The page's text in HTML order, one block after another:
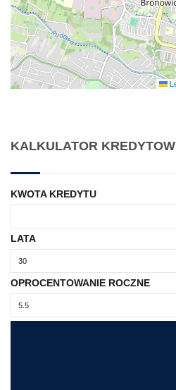
KALKULATOR
KWOTA KREDYTU
LATA
OPROCENTOWANIE ROCZNE